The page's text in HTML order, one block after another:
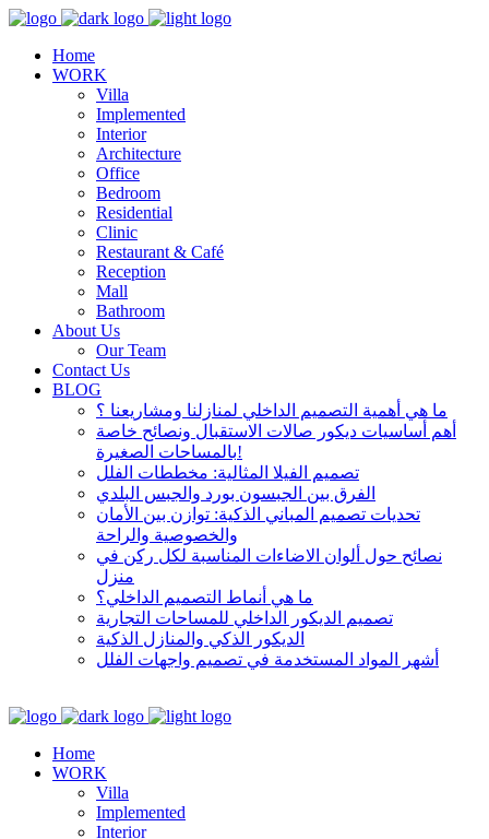
Home
WORK
Villa
Implemented
Interior
Architecture
Office
Bedroom
Residential
Clinic
Restaurant & Café
Reception
Mall
Bathroom
About Us
Our Team
Contact Us
BLOG
ما هي أهمية التصميم الداخلي لمنازلنا ومشاريعنا ؟
أهم أساسيات ديكور صالات الاستقبال ونصائح خاصة
بالمساحات الصغيرة!
تصميم الفيلا المثالية: مخططات الفلل
الفرق بين الجبسون بورد والجبس البلدي
تحديات تصميم المباني الذكية: توازن بين الأمان
والخصوصية والراحة
نصائح حول ألوان الاضاءات المناسبة لكل ركن في
منزل
ما هي أنماط التصميم الداخلي؟
تصميم الديكور الداخلي للمساحات التجارية
الديكور الذكي والمنازل الذكية
أشهر المواد المستخدمة في تصميم واجهات الفلل
Home
WORK
Villa
Implemented
Interior